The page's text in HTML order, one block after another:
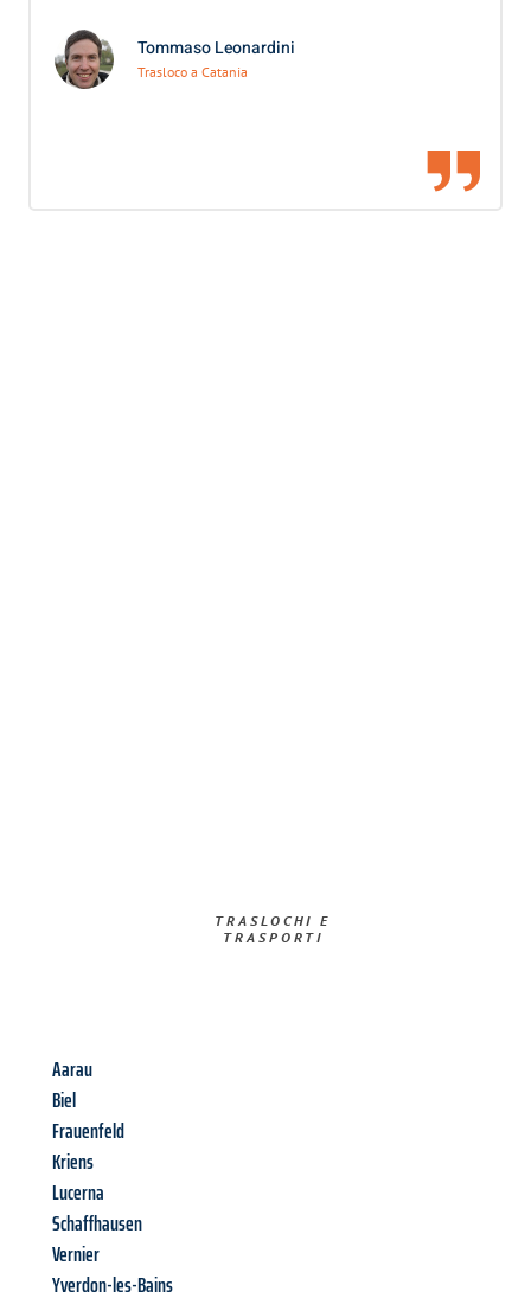
Tommaso Leonardini
Trasloco a Catania
TRASLOCHI E
TRASPORTI​
Aarau
Biel
Frauenfeld
Kriens
Lucerna
Schaffhausen
Vernier
Yverdon-les-Bains